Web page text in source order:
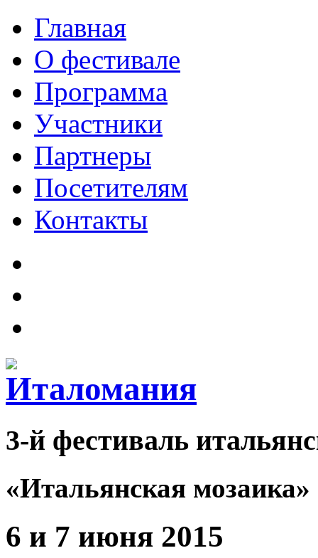
Главная
О фестивале
Программа
Участники
Партнеры
Посетителям
Контакты
3-й фестиваль
«Итальянская мозаика»
6 и 7 июня 2015